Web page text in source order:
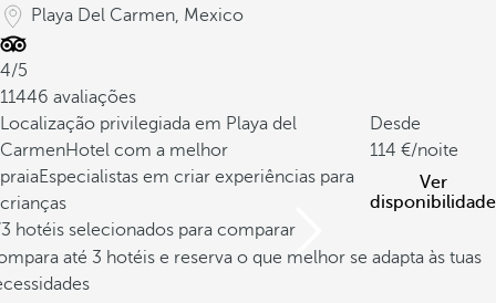
Playa Del Carmen, Mexico
4/5
11446 avaliações
Localização privilegiada em Playa del
CarmenHotel com a melhor
praiaEspecialistas em criar experiências para
crianças
Desde
114
/noite
Ver
disponibilidade
hotéis selecionados para comparar
até 3 hotéis e reserva o que melhor se adapta às tuas